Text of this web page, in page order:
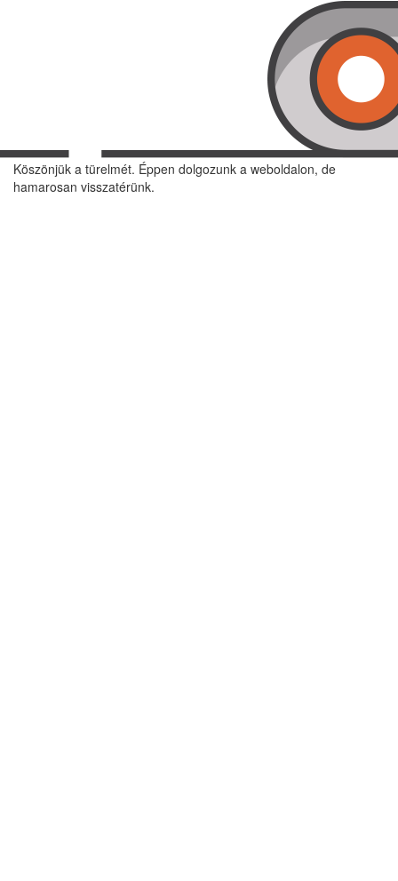
Köszönjük a türelmét. Éppen dolgozunk a weboldalon, de
hamarosan visszatérünk.